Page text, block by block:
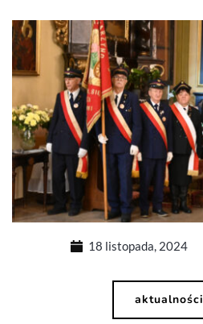
18 listopada, 2024
aktualności